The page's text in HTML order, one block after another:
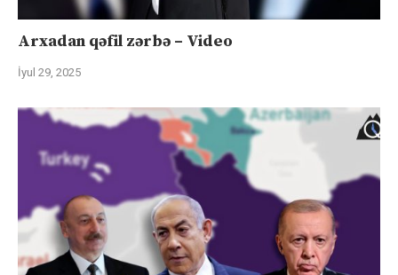
Arxadan qəfil zərbə – Video
İyul 29, 2025